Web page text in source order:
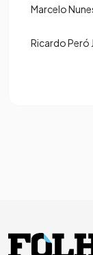
Marcelo
Ricardo Peró